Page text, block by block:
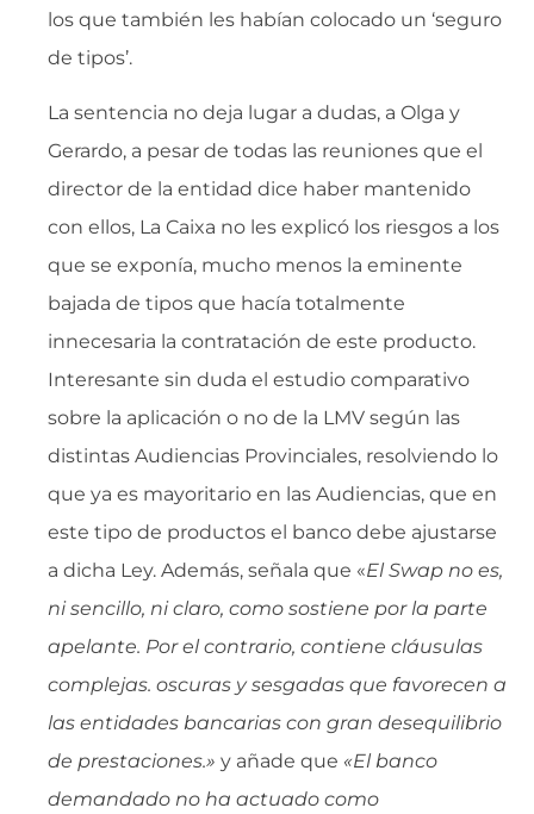
los que también les habían colocado un ‘seguro
de tipos’.
La sentencia no deja lugar a dudas, a Olga y
Gerardo, a pesar de todas las reuniones que el
director de la entidad dice haber mantenido
con ellos, La Caixa no les explicó los riesgos a los
que se exponía, mucho menos la eminente
bajada de tipos que hacía totalmente
innecesaria la contratación de este producto.
Interesante sin duda el estudio comparativo
sobre la aplicación o no de la LMV según las
distintas Audiencias Provinciales, resolviendo lo
que ya es mayoritario en las Audiencias, que en
este tipo de productos el banco debe ajustarse
a dicha Ley. Además, señala que «El Swap no es,
ni sencillo, ni claro, como sostiene por la parte
apelante. Por el contrario, contiene cláusulas
complejas. oscuras y sesgadas que favorecen a
las entidades bancarias con gran desequilibrio
de prestaciones.» y añade que «El banco
demandado no ha actuado como